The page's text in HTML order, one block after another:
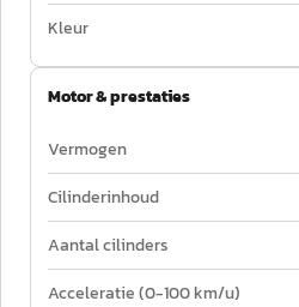
Kleur
Motor & prestaties
Vermogen
Cilinderinhoud
Aantal cilinders
Acceleratie (0-100 km/u)